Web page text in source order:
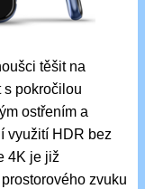
těšit na
s pokročilou
ostřením a
využití HDR bez
4K je již
zvuku